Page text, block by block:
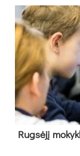
Rug­sė­jį